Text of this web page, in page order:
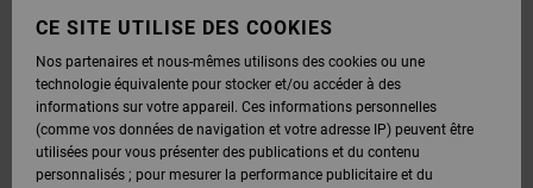
CE SITE UTILISE DES COOKIES
Nos partenaires et nous-mêmes utilisons des cookies ou une
technologie équivalente pour stocker et/ou accéder à des
informations sur votre appareil. Ces informations personnelles
(comme vos données de navigation et votre adresse IP) peuvent être
utilisées pour vous présenter des publications et du contenu
personnalisés ; pour mesurer la performance publicitaire et du